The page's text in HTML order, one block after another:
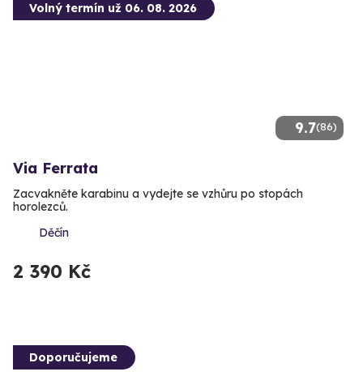
9.7(86)
Volný termín už 06. 08. 2026
Via Ferrata
Zacvakněte karabinu a vydejte se vzhůru po stopách
horolezců.
Děčín
2 390 Kč
Doporučujeme